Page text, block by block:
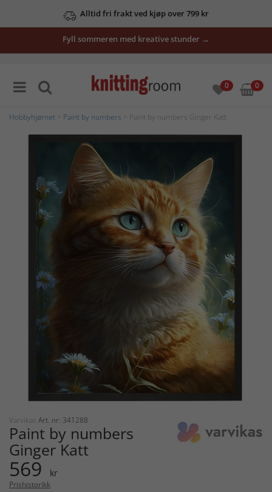
Alltid fri frakt ved kjøp over 799 kr
Fyll sommeren med kreative stunder →
0 0
Hobbyhjørnet Paint by numbers > Paint by numbers Ginger Katt
Varvikas Art. nr: 341288
Paint by numbers
Ginger Katt
569 kr
Prishistorikk